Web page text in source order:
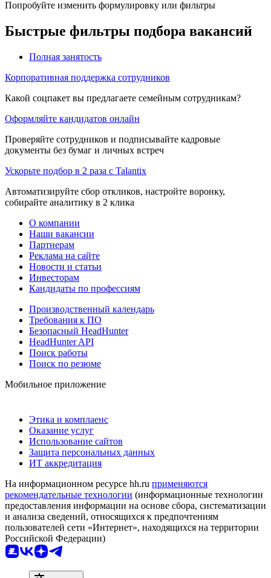
Попробуйте изменить формулировку или фильтры
Быстрые фильтры подбора вакансий
Полная занятость
Корпоративная поддержка сотрудников
Какой соцпакет вы предлагаете семейным сотрудникам?
Оформляйте кандидатов онлайн
Проверяйте сотрудников и подписывайте кадровые
документы без бумаг и личных встреч
Ускорьте подбор в 2 раза с Talantix
Автоматизируйте сбор откликов, настройте воронку,
собирайте аналитику в 2 клика
О компании
Наши вакансии
Партнерам
Реклама на сайте
Новости и статьи
Инвесторам
Кандидаты по профессиям
Производственный календарь
Требования к ПО
Безопасный HeadHunter
HeadHunter API
Поиск работы
Поиск по резюме
Мобильное приложение
Этика и комплаенс
Оказание услуг
Использование сайтов
Защита персональных данных
ИТ аккредитация
На информационном ресурсе hh.ru применяются
рекомендательные технологии (информационные технологии
предоставления информации на основе сбора, систематизации
и анализа сведений, относящихся к предпочтениям
пользователей сети «Интернет», находящихся на территории
Российской Федерации)